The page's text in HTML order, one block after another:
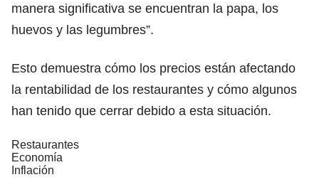
manera significativa se encuentran la papa, los
huevos y las legumbres”.
Esto demuestra cómo los precios están afectando
la rentabilidad de los restaurantes y cómo algunos
han tenido que cerrar debido a esta situación.
Restaurantes
Economía
Inflación